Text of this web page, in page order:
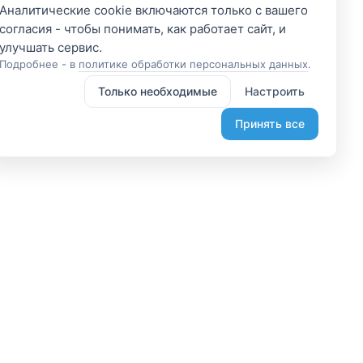
Аналитические cookie включаются только с вашего
согласия - чтобы понимать, как работает сайт, и
Подробнее - в политике обработки персональных данных.
Только необходимые Настроить
Принять все